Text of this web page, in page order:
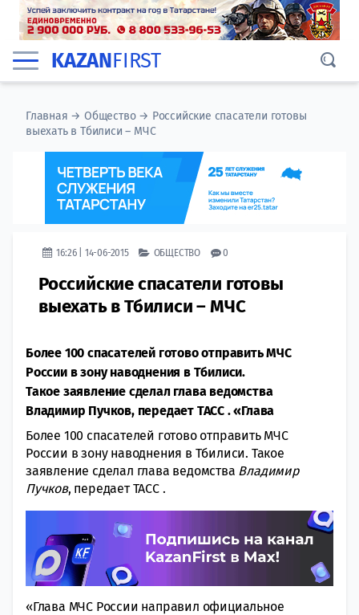
KAZANFIRST
Главная →Общество→ Российские спасатели готовы
выехать в Тбилиси – МЧС
16:26 | 14-06-2015 ОБЩЕСТВО 0
Российские спасатели готовы
выехать в Тбилиси – МЧС
Более 100 спасателей готово отправить МЧС
России в зону наводнения в Тбилиси.
Такое заявление сделал глава ведомства
Владимир Пучков, передает ТАСС . «Глава
Более 100 спасателей готово отправить МЧС
России в зону наводнения в Тбилиси. Такое
заявление сделал глава ведомства Владимир
Пучков, передает ТАСС .
«Глава МЧС России направил официальное